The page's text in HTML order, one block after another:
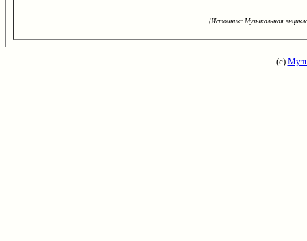
(Источник: Музыкальная
(с)